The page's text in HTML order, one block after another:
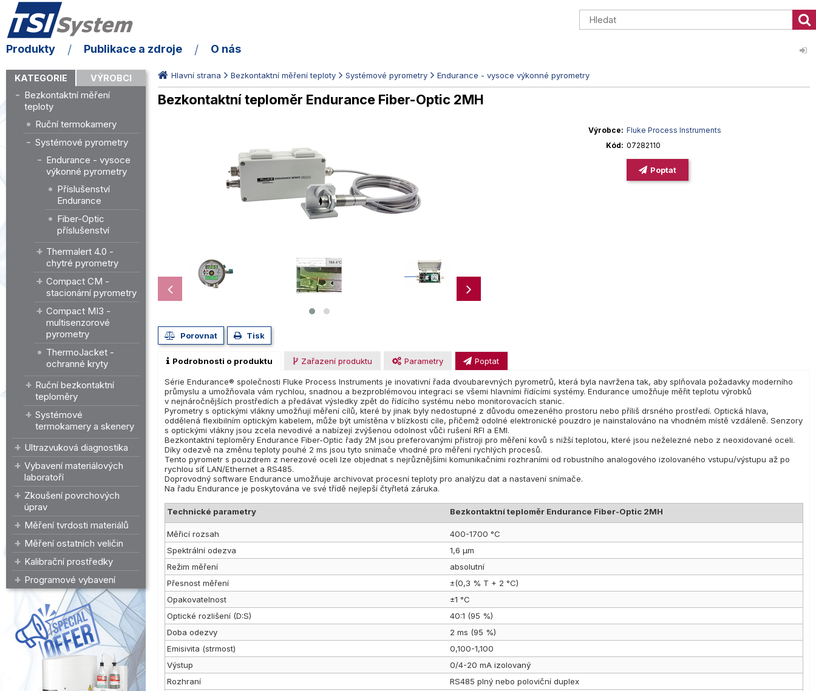
Produkty Publikace a zdroje O nás
KATEGORIE VÝROBCI
Bezkontaktní měření
teploty
Ruční termokamery
Systémové pyrometry
Endurance - vysoce
výkonné pyrometry
Příslušenství
Endurance
Fiber-Optic
příslušenství
Thermalert 4.0 -
chytré pyrometry
Compact CM -
stacionární pyrometry
Compact MI3 -
multisenzorové
pyrometry
ThermoJacket -
ochranné kryty
Ruční bezkontaktní
teploměry
Systémové
termokamery a skenery
Ultrazvuková diagnostika
Vybavení materiálových
laboratoří
Zkoušení povrchových
úprav
Měření tvrdosti materiálů
Měření ostatních veličin
Kalibrační prostředky
Programové vybavení
Hlavní strana Bezkontaktní měření teploty Systémové pyrometry Endurance - vysoce výkonné pyrometry
Bezkontaktní teploměr Endurance Fiber-Optic 2MH
Výrobce
Fluke Process Instruments
Kód
07282110
Poptat
Porovnat Tisk
Podrobnosti o produktu Zařazení produktu Parametry Poptat
Série Endurance® společnosti Fluke Process Instruments je inovativní řada dvoubarevných pyrometrů, která byla navržena tak, aby splňovala požadavky moderního
průmyslu a umožňovala vám rychlou, snadnou a bezproblémovou integraci se všemi hlavními řídícími systémy. Endurance umožňuje měřit teplotu výrobků
v nejnáročnějších prostředích a předávat výsledky zpět do řídícího systému nebo monitorovacích stanic.
Pyrometry s optickými vlákny umožňují měření cílů, které by jinak byly nedostupné z důvodu omezeného prostoru nebo příliš drsného prostředí. Optická hlava,
oddělená flexibilním optickým kabelem, může být umístěna v blízkosti cíle, přičemž odolné elektronické pouzdro je nainstalováno na vhodném místě vzdáleně. Senzory
s optickými vlákny jsou zcela nevodivé a nabízejí zvýšenou odolnost vůči rušení RFI a EMI.
Bezkontaktní teploměry Endurance Fiber-Optic řady 2M jsou preferovanými přístroji pro měření kovů s nižší teplotou, které jsou neželezné nebo z neoxidované oceli.
Díky odezvě na změnu teploty pouhé 2 ms jsou tyto snímače vhodné pro měření rychlých procesů.
Tento pyrometr s pouzdrem z nerezové oceli lze objednat s nejrůznějšími komunikačními rozhraními od robustního analogového izolovaného vstupu/výstupu až po
rychlou síť LAN/Ethernet a RS485.
Doprovodný software Endurance umožňuje archivovat procesní teploty pro analýzu dat a nastavení snímače.
Na řadu Endurance je poskytována ve své třídě nejlepší čtyřletá záruka.
Technické parametry Bezkontaktní teploměr Endurance Fiber-Optic 2MH
Měřicí rozsah
400-1700 °C
Spektrální odezva
1,6 µm
Režim měření
absolutní
Přesnost měření
±(0,3 % T + 2 °C)
Opakovatelnost
±1 °C
Optické rozlišení (D:S)
40:1 (95 %)
Doba odezvy
2 ms (95 %)
Emisivita (strmost)
0,100-1,100
Výstup
0/4-20 mA izolovaný
Rozhraní
RS485 plný nebo poloviční duplex